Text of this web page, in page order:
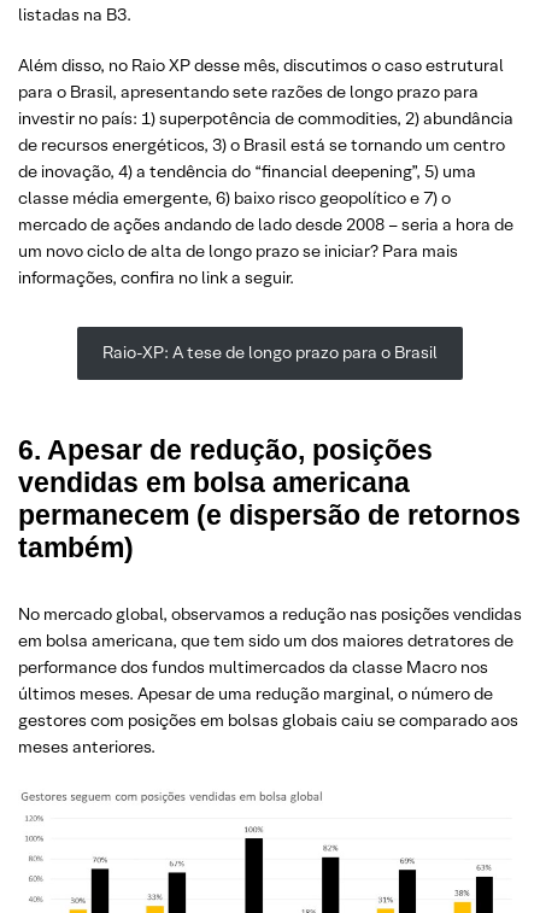
listadas na B3.
Além disso, no Raio XP desse mês, discutimos o caso estrutural
para o Brasil, apresentando sete razões de longo prazo para
investir no país: 1) superpotência de commodities, 2) abundância
de recursos energéticos, 3) o Brasil está se tornando um centro
de inovação, 4) a tendência do “financial deepening”, 5) uma
classe média emergente, 6) baixo risco geopolítico e 7) o
mercado de ações andando de lado desde 2008 – seria a hora de
um novo ciclo de alta de longo prazo se iniciar? Para mais
informações, confira no link a seguir.
Raio-XP: A tese de longo prazo para o Brasil
6. Apesar de redução, posições
vendidas em bolsa americana
permanecem (e dispersão de retornos
também)
No mercado global, observamos a redução nas posições vendidas
em bolsa americana, que tem sido um dos maiores detratores de
performance dos fundos multimercados da classe Macro nos
últimos meses. Apesar de uma redução marginal, o número de
gestores com posições em bolsas globais caiu se comparado aos
meses anteriores.